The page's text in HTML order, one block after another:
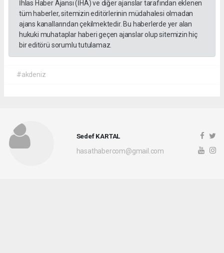
İhlas Haber Ajansı (İHA) ve diğer ajanslar tarafından eklenen
tüm haberler, sitemizin editörlerinin müdahalesi olmadan
ajans kanallarından çekilmektedir. Bu haberlerde yer alan
hukuki muhataplar haberi geçen ajanslar olup sitemizin hiç
bir editörü sorumlu tutulamaz.
#akdeniz
Sedef KARTAL
hasathabercom@gmail.com